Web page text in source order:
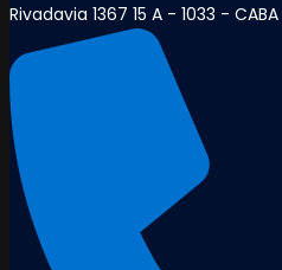
Rivadavia 1367 15 A - 1033 - CABA